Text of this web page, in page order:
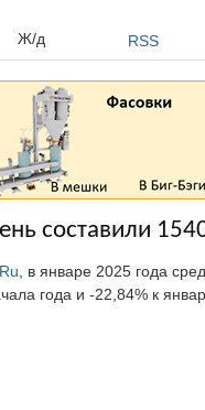
Ж/д RSS
составили
, в январе 2025 года
года и -22,84% к